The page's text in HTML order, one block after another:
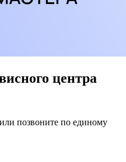
центра
позвоните по единому